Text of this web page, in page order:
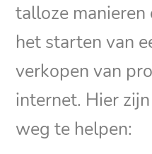
talloze
het starten van
verkopen van
internet. Hier
weg te helpen: